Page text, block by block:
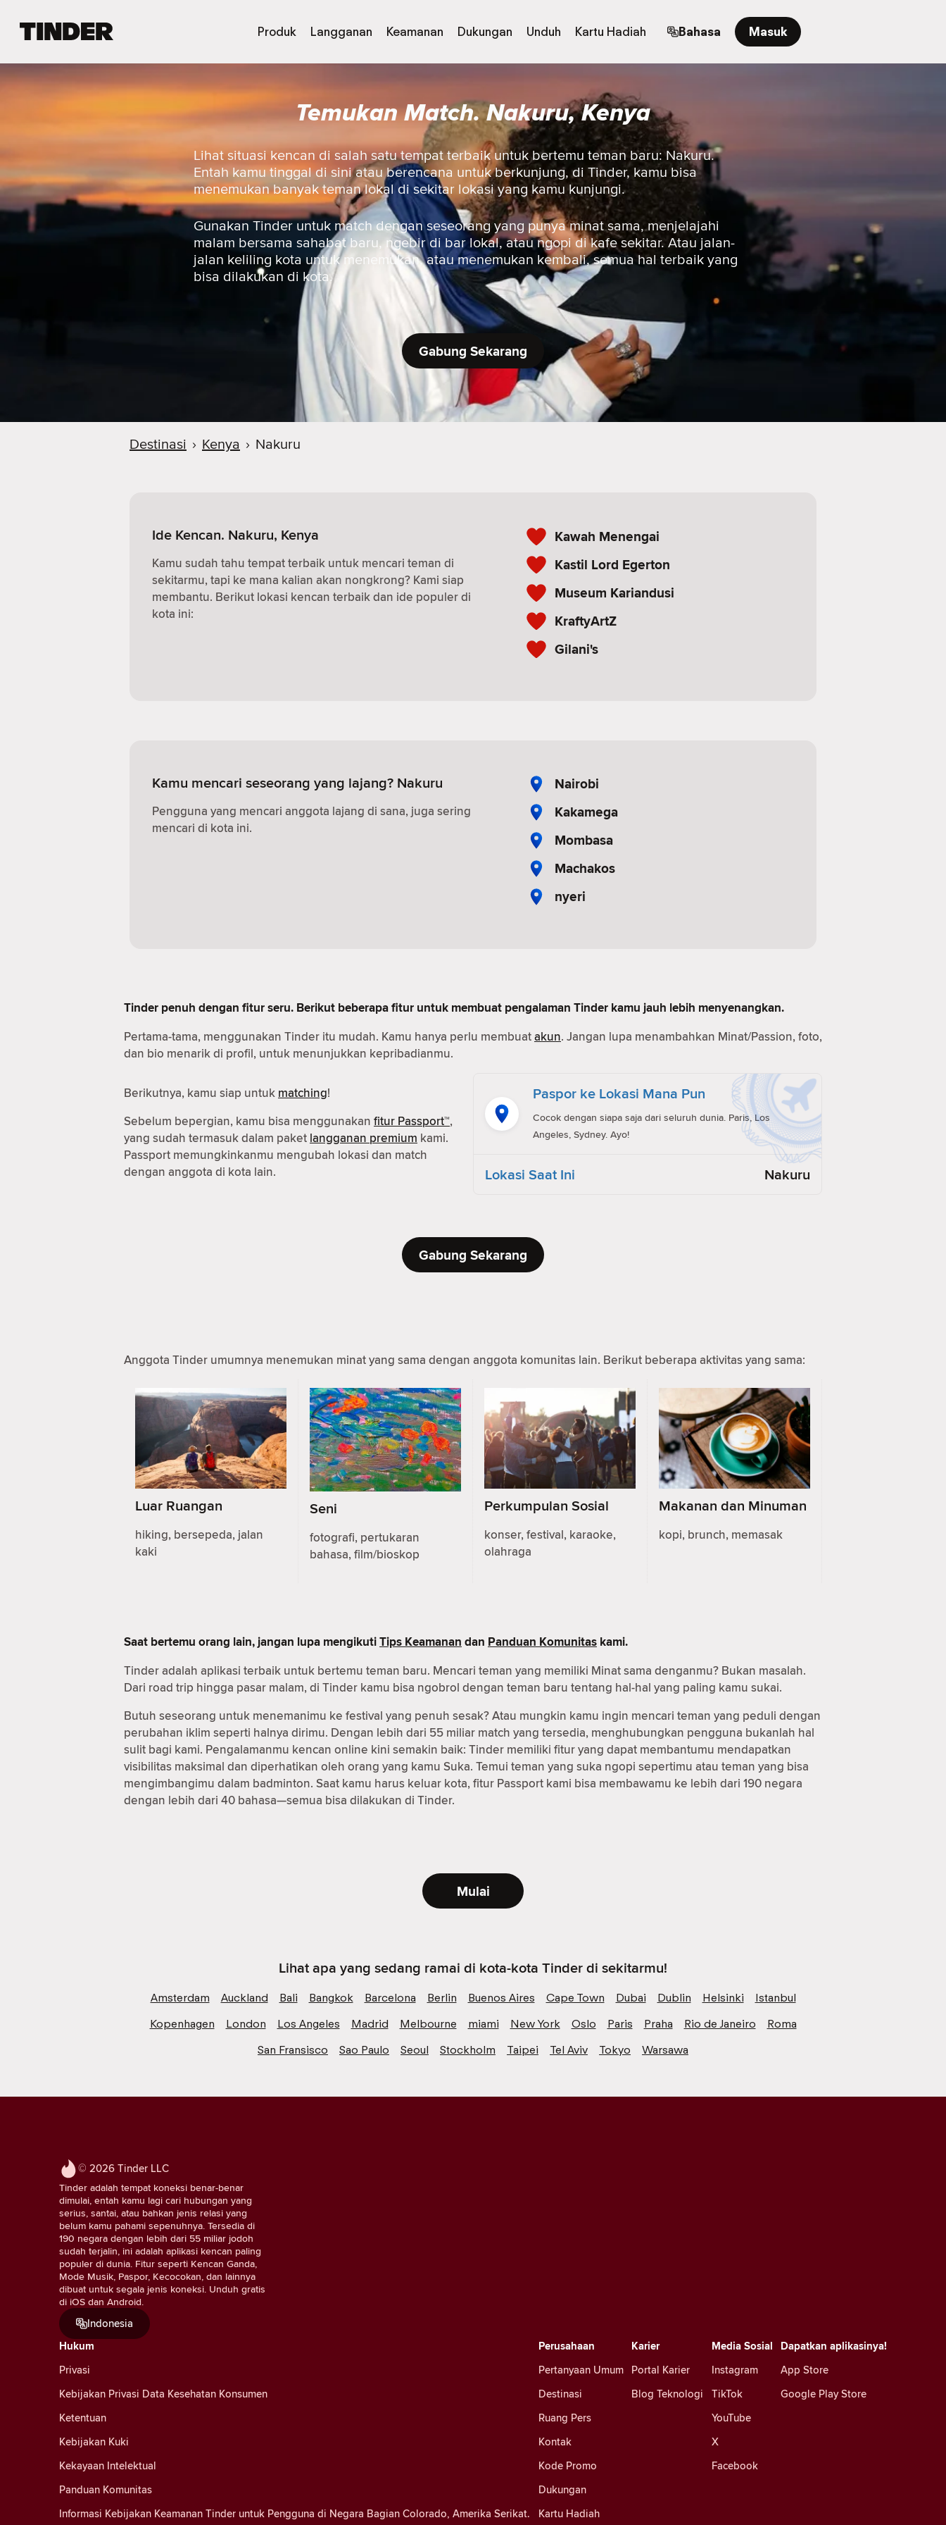
n
d
e
r
Produk Langganan Keamanan Dukungan Unduh Kartu Hadiah Bahasa Masuk
Temukan Match. Nakuru, Kenya
Lihat situasi kencan di salah satu tempat terbaik untuk bertemu teman baru: Nakuru.
Entah kamu tinggal di sini atau berencana untuk berkunjung, di Tinder, kamu bisa
menemukan banyak teman lokal di sekitar lokasi yang kamu kunjungi.
Gunakan Tinder untuk match dengan seseorang yang punya minat sama, menjelajahi
malam bersama sahabat baru, ngebir di bar lokal, atau ngopi di kafe sekitar. Atau jalan-
jalan keliling kota untuk menemukan, atau menemukan kembali, semua hal terbaik yang
bisa dilakukan di kota.
Gabung Sekarang
Destinasi › Kenya › Nakuru
Ide Kencan. Nakuru, Kenya
Kamu sudah tahu tempat terbaik untuk mencari teman di
sekitarmu, tapi ke mana kalian akan nongkrong? Kami siap
membantu. Berikut lokasi kencan terbaik dan ide populer di
kota ini:
Kawah Menengai
Kastil Lord Egerton
Museum Kariandusi
KraftyArtZ
Gilani's
Kamu mencari seseorang yang lajang? Nakuru
Pengguna yang mencari anggota lajang di sana, juga sering
mencari di kota ini.
Nairobi
Kakamega
Mombasa
Machakos
nyeri
Tinder penuh dengan fitur seru. Berikut beberapa fitur untuk membuat pengalaman Tinder kamu jauh lebih menyenangkan.
Pertama-tama, menggunakan Tinder itu mudah. Kamu hanya perlu membuatakun. Jangan lupa menambahkan Minat/Passion, foto,
dan bio menarik di profil, untuk menunjukkan kepribadianmu.
Berikutnya, kamu siap untuk matching!
Sebelum bepergian, kamu bisa menggunakan fitur Passport™,
yang sudah termasuk dalam paket langganan premium kami.
Passport memungkinkanmu mengubah lokasi dan match
dengan anggota di kota lain.
Paspor ke Lokasi Mana Pun
Cocok dengan siapa saja dari seluruh dunia. Paris, Los
Angeles, Sydney. Ayo!
Lokasi Saat Ini Nakuru
Gabung Sekarang
Anggota Tinder umumnya menemukan minat yang sama dengan anggota komunitas lain. Berikut beberapa aktivitas yang sama:
Luar Ruangan
hiking, bersepeda, jalan
kaki
Seni
fotografi, pertukaran
bahasa, film/bioskop
Perkumpulan Sosial
konser, festival, karaoke,
olahraga
Makanan dan Minuman
kopi, brunch, memasak
Saat bertemu orang lain, jangan lupa mengikutiTips Keamanan dan Panduan Komunitas kami.
Tinder adalah aplikasi terbaik untuk bertemu teman baru. Mencari teman yang memiliki Minat sama denganmu? Bukan masalah.
Dari road trip hingga pasar malam, di Tinder kamu bisa ngobrol dengan teman baru tentang hal-hal yang paling kamu sukai.
Butuh seseorang untuk menemanimu ke festival yang penuh sesak? Atau mungkin kamu ingin mencari teman yang peduli dengan
perubahan iklim seperti halnya dirimu. Dengan lebih dari 55 miliar match yang tersedia, menghubungkan pengguna bukanlah hal
sulit bagi kami. Pengalamanmu kencan online kini semakin baik: Tinder memiliki fitur yang dapat membantumu mendapatkan
visibilitas maksimal dan diperhatikan oleh orang yang kamu Suka. Temui teman yang suka ngopi sepertimu atau teman yang bisa
mengimbangimu dalam badminton. Saat kamu harus keluar kota, fitur Passport kami bisa membawamu ke lebih dari 190 negara
dengan lebih dari 40 bahasa—semua bisa dilakukan di Tinder.
Mulai
Lihat apa yang sedang ramai di kota-kota Tinder di sekitarmu!
Amsterdam Auckland Bali Bangkok Barcelona Berlin Buenos Aires Cape Town Dubai Dublin Helsinki
Istanbul
Kopenhagen
London Los Angeles Madrid Melbourne miami New York Oslo Paris Praha Rio de Janeiro
Roma
San Fransisco
Sao Paulo Seoul Stockholm Taipei Tel Aviv Tokyo Warsawa
© 2026 Tinder LLC
Tinder adalah tempat koneksi benar-benar
dimulai, entah kamu lagi cari hubungan yang
serius, santai, atau bahkan jenis relasi yang
belum kamu pahami sepenuhnya. Tersedia di
190 negara dengan lebih dari 55 miliar jodoh
sudah terjalin, ini adalah aplikasi kencan paling
populer di dunia. Fitur seperti Kencan Ganda,
Mode Musik, Paspor, Kecocokan, dan lainnya
dibuat untuk segala jenis koneksi. Unduh gratis
di iOS dan Android.
Indonesia
Media Sosial
Instagram
TikTok
YouTube
X
Facebook
Hukum
Privasi
Kebijakan Privasi Data Kesehatan Konsumen
Ketentuan
Kebijakan Kuki
Kekayaan Intelektual
Panduan Komunitas
Informasi Kebijakan Keamanan Tinder untuk Pengguna di Negara Bagian Colorado, Amerika Serikat.
Karier
Portal Karier
Blog Teknologi
Perusahaan
Pertanyaan Umum
Destinasi
Ruang Pers
Kontak
Kode Promo
Dukungan
Kartu Hadiah
Dapatkan aplikasinya!
App Store
Google Play Store